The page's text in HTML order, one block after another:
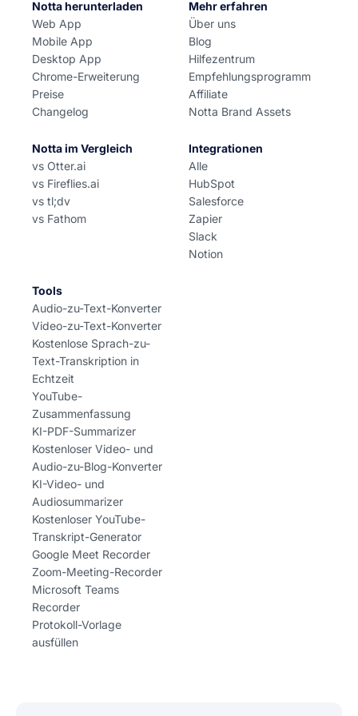
Notta herunterladen
Web App
Mobile App
Desktop App
Chrome-Erweiterung
Preise
Changelog
Mehr erfahren
Über uns
Blog
Hilfezentrum
Empfehlungsprogramm
Affiliate
Notta Brand Assets
Notta im Vergleich
vs Otter.ai
vs Fireflies.ai
vs tl;dv
vs Fathom
Integrationen
Alle
HubSpot
Salesforce
Zapier
Slack
Notion
Tools
Audio-zu-Text-Konverter
Video-zu-Text-Konverter
Kostenlose Sprach-zu-
Text-Transkription in
Echtzeit
YouTube-
Zusammenfassung
KI-PDF-Summarizer
Kostenloser Video- und
Audio-zu-Blog-Konverter
KI-Video- und
Audiosummarizer
Kostenloser YouTube-
Transkript-Generator
Google Meet Recorder
Zoom-Meeting-Recorder
Microsoft Teams
Recorder
Protokoll-Vorlage
ausfüllen